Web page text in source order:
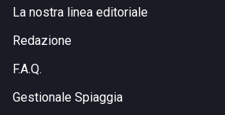
La nostra linea editoriale
Redazione
F.A.Q.
Gestionale Spiaggia